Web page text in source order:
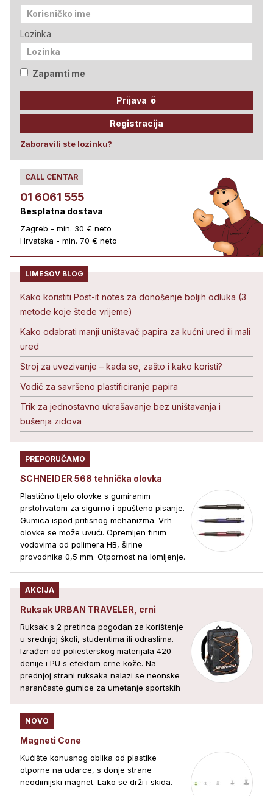
Lozinka
Zapamti me
Prijava
Registracija
Zaboravili ste lozinku?
CALL CENTAR
01 6061 555
Besplatna dostava
Zagreb - min. 30 € neto
Hrvatska - min. 70 € neto
LIMESOV BLOG
Kako koristiti Post-it notes za donošenje boljih odluka (3
metode koje štede vrijeme)
Kako odabrati manji uništavač papira za kućni ured ili mali
ured
Stroj za uvezivanje – kada se, zašto i kako koristi?
Vodič za savršeno plastificiranje papira
Trik za jednostavno ukrašavanje bez uništavanja i
bušenja zidova
PREPORUČAMO
SCHNEIDER 568 tehnička olovka
Plastično tijelo olovke s gumiranim
prstohvatom za sigurno i opušteno pisanje.
Gumica ispod pritisnog mehanizma. Vrh
olovke se može uvući. Opremljen finim
vodovima od polimera HB, širine
provodnika 0,5 mm. Otpornost na lomljenje.
AKCIJA
Ruksak URBAN TRAVELER, crni
Ruksak s 2 pretinca pogodan za korištenje
u srednjoj školi, studentima ili odraslima.
Izrađen od poliesterskog materijala 420
denije i PU s efektom crne kože. Na
prednjoj strani ruksaka nalazi se neonske
narančaste gumice za umetanje sportskih
NOVO
Magneti Cone
Kućište konusnog oblika od plastike
otporne na udarce, s donje strane
neodimijski magnet. Lako se drži i skida.